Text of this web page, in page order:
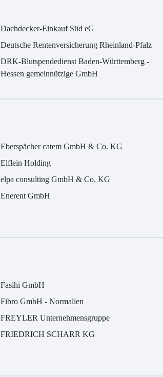
Dachdecker-Einkauf Süd eG
Deutsche Rentenversicherung Rheinland-Pfalz
DRK-Blutspendedienst Baden-Württemberg -
Hessen gemeinnützige GmbH
Eberspächer catem GmbH & Co. KG
Elflein Holding
elpa consulting GmbH & Co. KG
Enerent GmbH
Fasihi GmbH
Fibro GmbH - Normalien
FREYLER Unternehmensgruppe
FRIEDRICH SCHARR KG